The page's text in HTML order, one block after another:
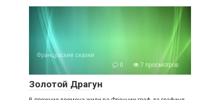
Французские сказки
0
7 просмотров
Золотой Драгун